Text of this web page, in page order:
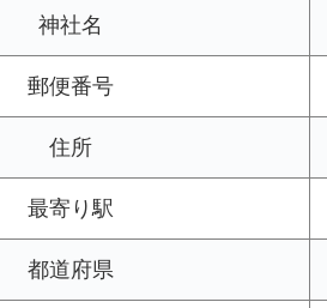
神社名
郵便番号
住所
最寄り駅
都道府県